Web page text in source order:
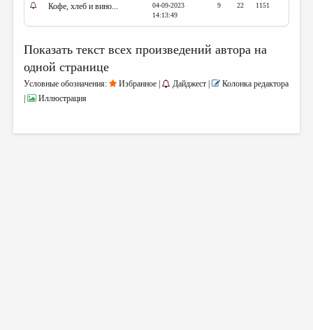
Кофе, хлеб и вино...
04-09-2023
14:13:49
9 22 1151
Показать текст всех произведений автора на
одной странице
Условные обозначения: Избранное | Дайджест |
Колонка редактора
Иллюстрация